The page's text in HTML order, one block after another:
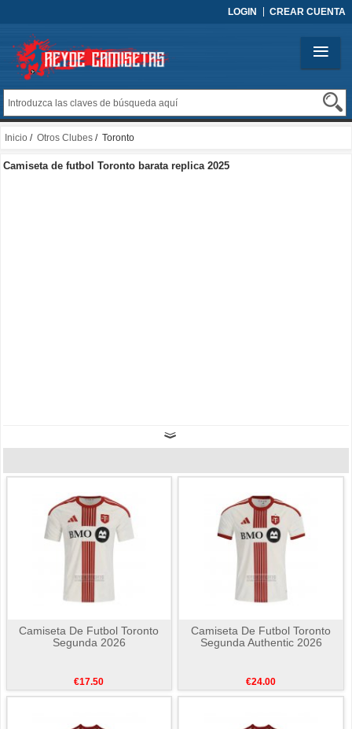
LOGIN CREAR CUENTA
Inicio / Otros Clubes / Toronto
Camiseta de futbol Toronto barata replica 2025
Camiseta De Futbol Toronto
Segunda 2026
€17.50
Camiseta De Futbol Toronto
Segunda Authentic 2026
€24.00